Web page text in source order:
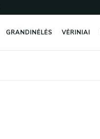
GRANDINĖLĖS VĖRINIAI